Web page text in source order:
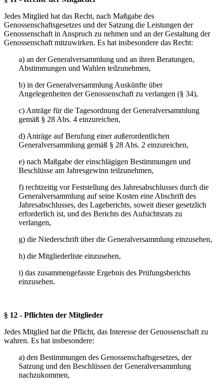
Jedes Mitglied hat das Recht, nach Maßgabe des
Genossenschaftsgesetzes und der Satzung die Leistungen der
Genossenschaft in Anspruch zu nehmen und an der Gestaltung der
Genossenschaft mitzuwirken. Es hat insbesondere das Recht:
a) an der Generalversammlung und an ihren Beratungen,
Abstimmungen und Wahlen teilzunehmen,
b) in der Generalversammlung Auskünfte über
Angelegenheiten der Genossenschaft zu verlangen (§ 34),
c) Anträge für die Tagesordnung der Generalversammlung
gemäß § 28 Abs. 4 einzureichen,
d) Anträge auf Berufung einer außerordentlichen
Generalversammlung gemäß § 28 Abs. 2 einzureichen,
e) nach Maßgabe der einschlägigen Bestimmungen und
Beschlüsse am Jahresgewinn teilzunehmen,
f) rechtzeitig vor Feststellung des Jahresabschlusses durch die
Generalversammlung auf seine Kosten eine Abschrift des
Jahresabschlusses, des Lageberichts, soweit dieser gesetzlich
erforderlich ist, und des Berichts des Aufsichtsrats zu
verlangen,
g) die Niederschrift über die Generalversammlung einzusehen,
h) die Mitgliederliste einzusehen,
i) das zusammengefasste Ergebnis des Prüfungsberichts
einzusehen.
§ 12 - Pflichten der Mitglieder
Jedes Mitglied hat die Pflicht, das Interesse der Genossenschaft zu
wahren. Es hat insbesondere:
a) den Bestimmungen des Genossenschaftsgesetzes, der
Satzung und den Beschlüssen der Generalversammlung
nachzukommen,